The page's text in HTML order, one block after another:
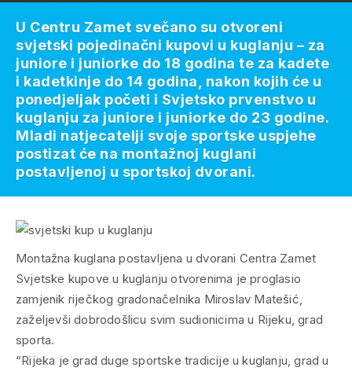
Montažna kuglana postavljena u dvorani Centra Zamet
Svjetske kupove u kuglanju otvorenima je proglasio
zamjenik riječkog gradonačelnika Miroslav Matešić,
zaželjevši dobrodošlicu svim sudionicima u Rijeku, grad
sporta.
“Rijeka je grad duge sportske tradicije u kuglanju, grad u
U Centru Zamet svečano su otvoreni
svjetski pojedinačni kupovi u kuglanju – za
juniore i juniorke do 18 godina te za kadete
i kadetkinje do 14 godina, nakon kojih će u
ponedjeljak početi i Svjetsko prvenstvo u
kuglanju za juniore i juniorke do 23 godine.
Mladi natjecatelji svoje sportske uspjehe
postizat će na montažnoj kuglani
postavljenoj u sportskoj dvorani.